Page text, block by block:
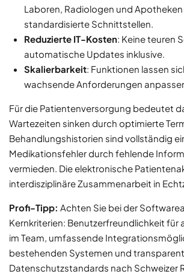
Laboren, Radiologen und
standardisierte Schnittstellen.
Reduzierte IT-Kosten: Keine teuren
automatische Updates inklusive.
Skalierbarkeit: Funktionen lassen
wachsende Anforderungen
Für die Patientenversorgung bedeutet
Wartezeiten sinken durch optimierte
Behandlungshistorien sind vollständig
Medikationsfehler durch fehlende
vermieden. Die elektronische
interdisziplinäre Zusammenarbeit in
Profi-Tipp: Achten Sie bei der
Kernkriterien: Benutzerfreundlichkeit für
im Team, umfassende
bestehenden Systemen und
Datenschutzstandards nach Schweizer